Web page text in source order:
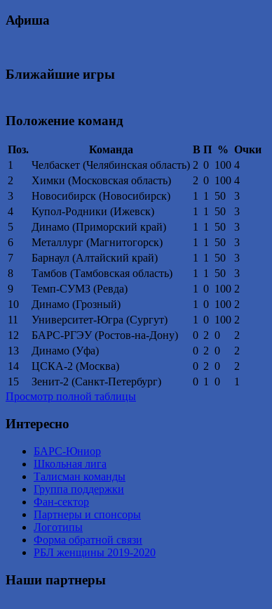
Афиша
Ближайшие игры
Положение команд
Поз. Команда В П % Очки
1
Челбаскет (Челябинская область) 2 0 100 4
2
Химки (Московская область) 2 0 100 4
3
Новосибирск (Новосибирск) 1 1 50
3
4
Купол-Родники (Ижевск) 1 1 50
3
5
Динамо (Приморский край) 1 1 50
3
6
Металлург (Магнитогорск) 1 1 50
3
7
Барнаул (Алтайский край) 1 1 50
3
8
Тамбов (Тамбовская область) 1 1 50
3
9
Темп-СУМЗ (Ревда) 1 0 100 2
10
Динамо (Грозный) 1 0 100 2
11
Университет-Югра (Сургут) 1 0 100 2
12
БАРС-РГЭУ (Ростов-на-Дону) 0 2 0
2
13
Динамо (Уфа) 0 2 0
2
14
ЦСКА-2 (Москва) 0 2 0
2
15
Зенит-2 (Санкт-Петербург) 0 1 0
1
Просмотр полной таблицы
Интересно
БАРС-Юниор
Школьная лига
Талисман команды
Группа поддержки
Фан-сектор
Партнеры и спонсоры
Логотипы
Форма обратной связи
РБЛ женщины 2019-2020
Наши партнеры